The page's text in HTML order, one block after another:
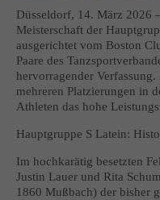
Düsseldorf, 14. März 2026
Meisterschaft der
ausgerichtet vom Boston
Paare des
hervorragender
mehreren Platzierungen in
Athleten das hohe
Hauptgruppe S Latein:
Im hochkarätig besetzten
Justin Lauer und Rita
1860 Mußbach) der bisher